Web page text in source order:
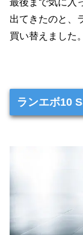
最後まで気に入
出てきたのと、
買い替えました。
ランエボ10